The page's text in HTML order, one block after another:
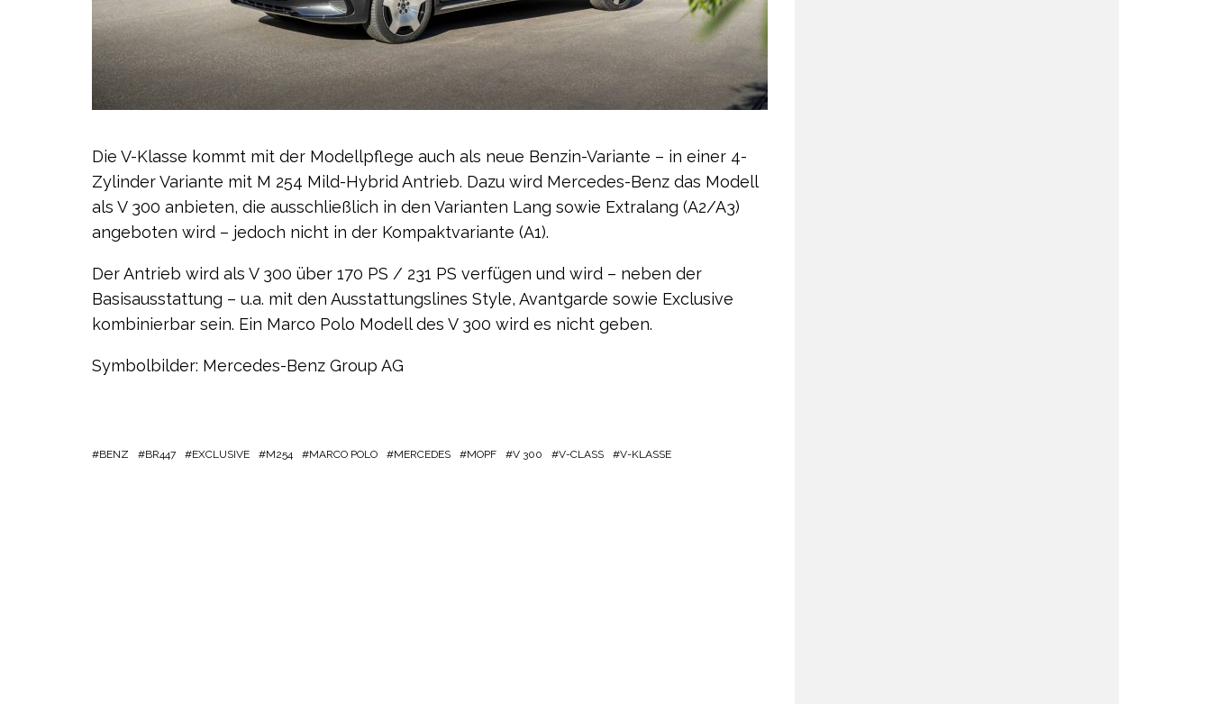
Die V-Klasse kommt mit der Modellpflege auch als neue Benzin-Variante – in einer 4-
Zylinder Variante mit M 254 Mild-Hybrid Antrieb. Dazu wird Mercedes-Benz das Modell
als V 300 anbieten, die ausschließlich in den Varianten Lang sowie Extralang (A2/A3)
angeboten wird – jedoch nicht in der Kompaktvariante (A1).
Der Antrieb wird als V 300 über 170 PS / 231 PS verfügen und wird – neben der
Basisausstattung – u.a. mit den Ausstattungslines Style, Avantgarde sowie Exclusive
kombinierbar sein. Ein Marco Polo Modell des V 300 wird es nicht geben.
Symbolbilder: Mercedes-Benz Group AG
BENZ BR447 EXCLUSIVE M254 MARCO POLO MERCEDES MOPF V 300 V-CLASS V-KLASSE